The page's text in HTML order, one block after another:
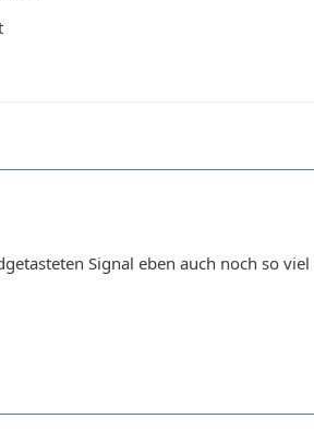
Signal eben auch noch so